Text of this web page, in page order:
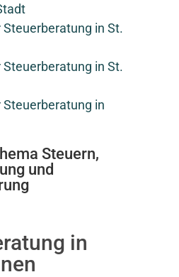
in St.
in St.
in
Steuern,
und
in